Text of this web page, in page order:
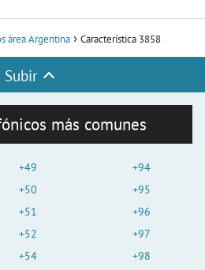
área Argentina Característica 3858
Subir
más comunes
+49
+50
+51
+52
+54
+94
+95
+96
+97
+98